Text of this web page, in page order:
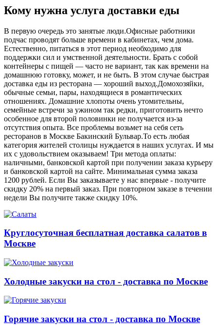
Кому нужна услуга доставки еды
В первую очередь это занятые люди.Офисные работники
подчас проводят больше времени в кабинетах, чем дома.
Естественно, питаться в этот период необходимо для
поддержки сил и умственной деятельности. Брать с собой
контейнеры с пищей ― часто не вариант, так как времени на
домашнюю готовку, может, и не быть. В этом случае быстрая
доставка еды из ресторана ― хороший выход.Домохозяйки,
обычные семьи, пары, находящиеся в романтических
отношениях. Домашние хлопоты очень утомительны,
семейные встречи за ужином так редки, приготовить нечто
особенное для второй половинки не получается из-за
отсутствия опыта. Все проблемы возьмет на себя сеть
ресторанов в Москве Бакинский Бульвар.То есть любая
категория жителей столицы нуждается в наших услугах. И мы
их с удовольствием оказываем! Три метода оплаты:
наличными, банковской картой при получении заказа курьеру
и банковской картой на сайте. Минимальная сумма заказа
1200 рублей. Если Вы заказываете у нас впервые - получите
скидку 20% на первый заказ. При повторном заказе в течении
недели Вы получите также скидку 10%.
Круглосуточная бесплатная доставка салатов в
Москве
Холодные закуски на стол - доставка по Москве
Горячие закуски на стол - доставка по Москве